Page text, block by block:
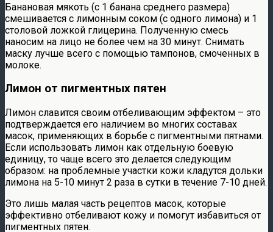
Банановая мякоть (с 1 банана среднего размера)
смешивается с лимонным соком (с одного лимона) и 1
столовой ложкой глицерина. Полученную смесь
наносим на лицо не более чем на 30 минут. Снимать
маску лучше всего с помощью тампонов, смоченных в
молоке.
Лимон от пигментных пятен
Лимон славится своим отбеливающим эффектом – это
подтверждается его наличием во многих составах
масок, применяющих в борьбе с пигментными пятнами.
Если использовать лимон как отдельную боевую
единицу, то чаще всего это делается следующим
образом: на проблемные участки кожи кладутся дольки
лимона на 5-10 минут 2 раза в сутки в течение 7-10 дней.
Это лишь малая часть рецептов масок, которые
эффективно отбеливают кожу и помогут избавиться от
пигментных пятен.